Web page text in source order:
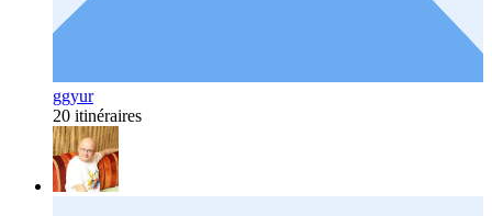
ggyur
20 itinéraires